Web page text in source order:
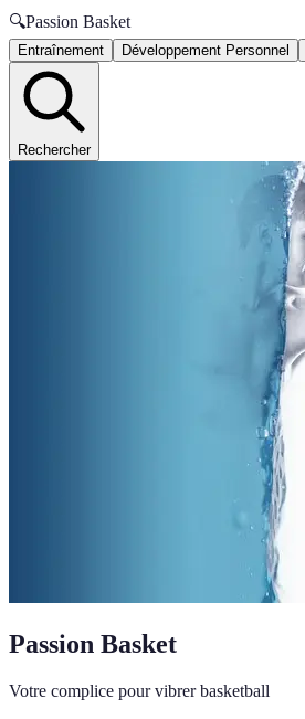
🔍Passion Basket
Entraînement Développement Personnel
Rechercher
Passion Basket
Votre complice pour vibrer basketball